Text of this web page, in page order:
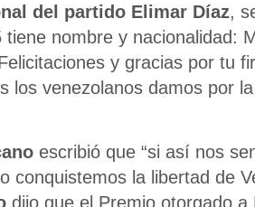
del partido Elimar Díaz,
tiene nombre y nacionalidad:
y gracias por tu
los venezolanos damos por
escribió que “si así nos
conquistemos la libertad de
dijo que el Premio otorgado a